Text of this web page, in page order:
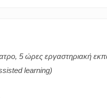
5ώρες εργαστηριακή
learning)